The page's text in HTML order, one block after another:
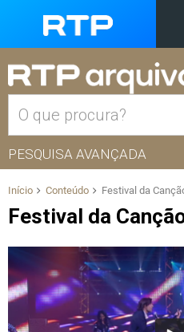
PESQUISA AVANÇADA
Início Conteúdo Festival da
Festival da